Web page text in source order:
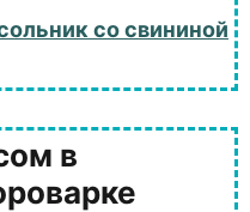
со свининой
в